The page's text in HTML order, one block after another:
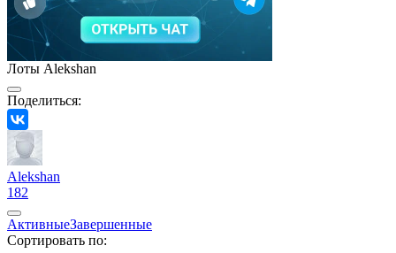
Лоты Alekshan
Поделиться:
Alekshan
182
АктивныеЗавершенные
Сортировать по: